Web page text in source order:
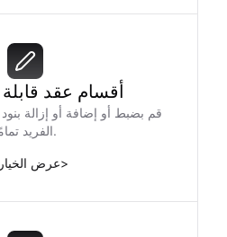
أقسام عقد
قم بضبط أو إضافة أو إزالة
الفريد تمامًا.
عرض>